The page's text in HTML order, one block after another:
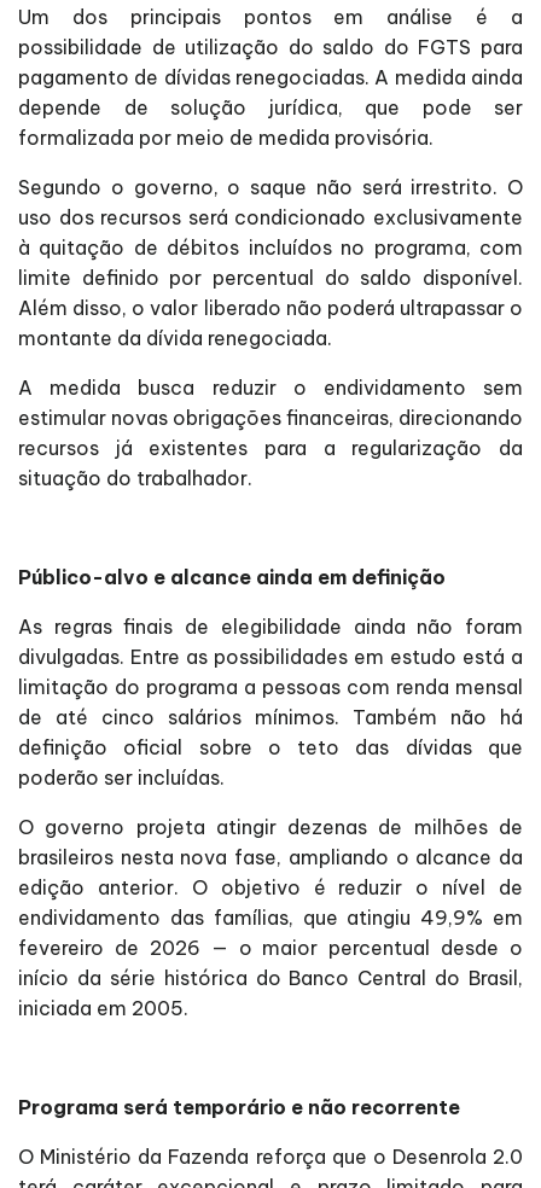
Um dos principais pontos em análise é a
possibilidade de utilização do saldo do FGTS para
pagamento de dívidas renegociadas. A medida ainda
depende de solução jurídica, que pode ser
formalizada por meio de medida provisória.
Segundo o governo, o saque não será irrestrito. O
uso dos recursos será condicionado exclusivamente
à quitação de débitos incluídos no programa, com
limite definido por percentual do saldo disponível.
Além disso, o valor liberado não poderá ultrapassar o
montante da dívida renegociada.
A medida busca reduzir o endividamento sem
estimular novas obrigações financeiras, direcionando
recursos já existentes para a regularização da
situação do trabalhador.
Público-alvo e alcance ainda em definição
As regras finais de elegibilidade ainda não foram
divulgadas. Entre as possibilidades em estudo está a
limitação do programa a pessoas com renda mensal
de até cinco salários mínimos. Também não há
definição oficial sobre o teto das dívidas que
poderão ser incluídas.
O governo projeta atingir dezenas de milhões de
brasileiros nesta nova fase, ampliando o alcance da
edição anterior. O objetivo é reduzir o nível de
endividamento das famílias, que atingiu 49,9% em
fevereiro de 2026 — o maior percentual desde o
início da série histórica do Banco Central do Brasil,
iniciada em 2005.
Programa será temporário e não recorrente
O Ministério da Fazenda reforça que o Desenrola 2.0